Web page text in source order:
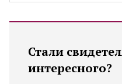
Стали
интересного?